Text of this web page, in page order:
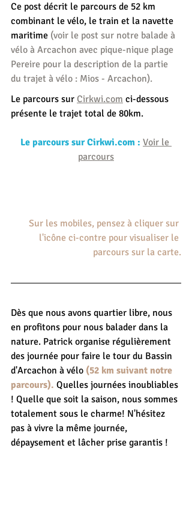
Ce post décrit le parcours de 52 km
combinant le vélo, le train et la navette
maritime (voir le post sur notre balade à
vélo à Arcachon avec pique-nique plage
Pereire pour la description de la partie
du trajet à vélo : Mios - Arcachon).
Le parcours sur Cirkwi.com ci-dessous
présente le trajet total de 80km.
Le parcours sur Cirkwi.com : Voir le
parcours
Sur les mobiles, pensez à cliquer sur
l'icône ci-contre pour visualiser le
parcours sur la carte.
Dès que nous avons quartier libre, nous
en profitons pour nous balader dans la
nature. Patrick organise régulièrement
des journée pour faire le tour du Bassin
d'Arcachon à vélo (52 km suivant notre
parcours). Quelles journées inoubliables
! Quelle que soit la saison, nous sommes
totalement sous le charme! N'hésitez
pas à vivre la même journée,
dépaysement et lâcher prise garantis !